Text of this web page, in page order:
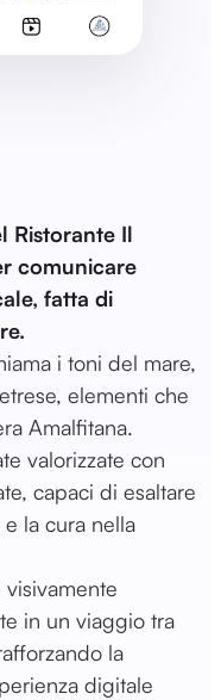
Ristorante Il
comunicare
fatta di
i toni del mare,
elementi che
Amalfitana.
valorizzate con
capaci di esaltare
la cura nella
in un viaggio tra
la
digitale